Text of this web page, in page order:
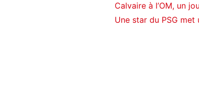
Calvaire à l’OM, un
Une star du PSG